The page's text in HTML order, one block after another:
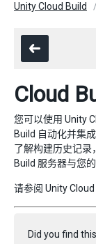
Unity Cloud Build
Cloud
您可以使用 Unity
Build 自动化并集
了解构建历史记录
Build 服务器与您
请参阅 Unity
Did you find